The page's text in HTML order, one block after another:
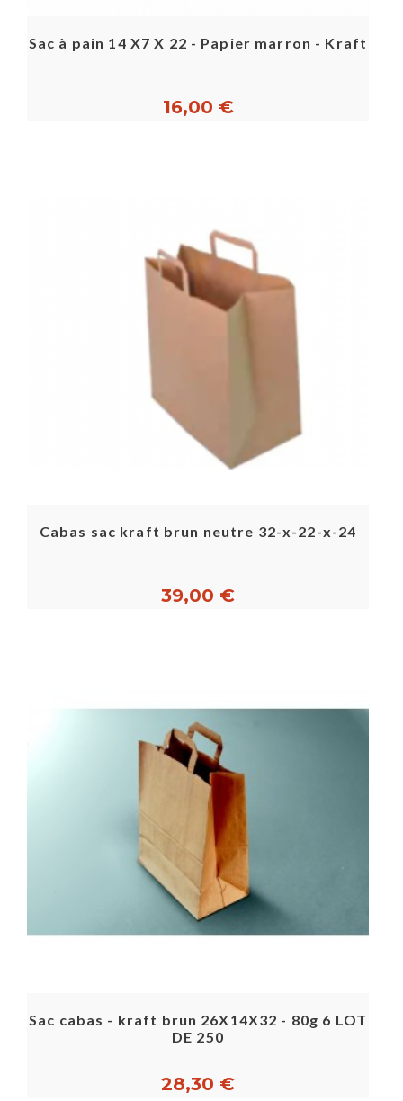
Sac à pain 14 X7 X 22 - Papier marron - Kraft
16,00 €
Cabas sac kraft brun neutre 32-x-22-x-24
39,00 €
Sac cabas - kraft brun 26X14X32 - 80g 6 LOT
DE 250
28,30 €